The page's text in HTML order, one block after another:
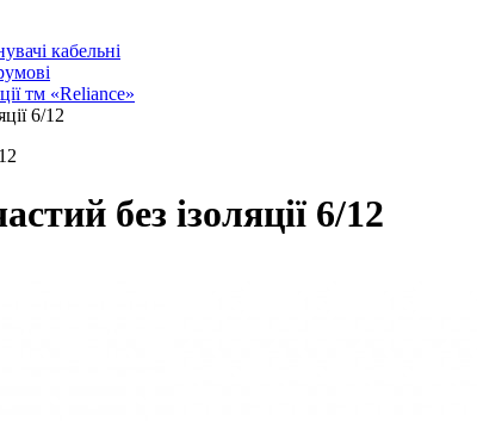
кабельні
тм «Reliance»
6/12
без ізоляції 6/12